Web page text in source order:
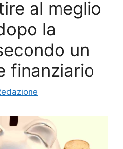
al meglio
la
un
finanziario